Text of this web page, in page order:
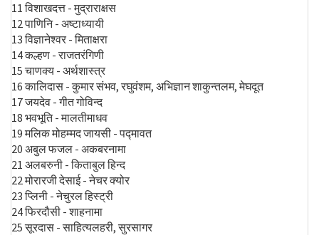
11 विशाखदत्त - मुद्राराक्षस
12 पाणिनि - अष्टाध्यायी
13 विज्ञानेश्वर - मिताक्षरा
14 कल्हण - राजतरंगिणी
15 चाणक्य - अर्थशास्त्र
16 कालिदास - कुमार संभव, रघुवंशम, अभिज्ञान शाकुन्तलम, मेघदूत
17 जयदेव - गीत गोविन्द
18 भवभूति - मालतीमाधव
19 मलिक मोहम्मद जायसी - पद्मावत
20 अबुल फजल - अकबरनामा
21 अलबरुनी - किताबुल हिन्द
22 मोरारजी देसाई - नेचर क्योर
23 प्लिनी - नेचुरल हिस्ट्री
24 फिरदौसी - शाहनामा
25 सूरदास - साहित्यलहरी, सुरसागर